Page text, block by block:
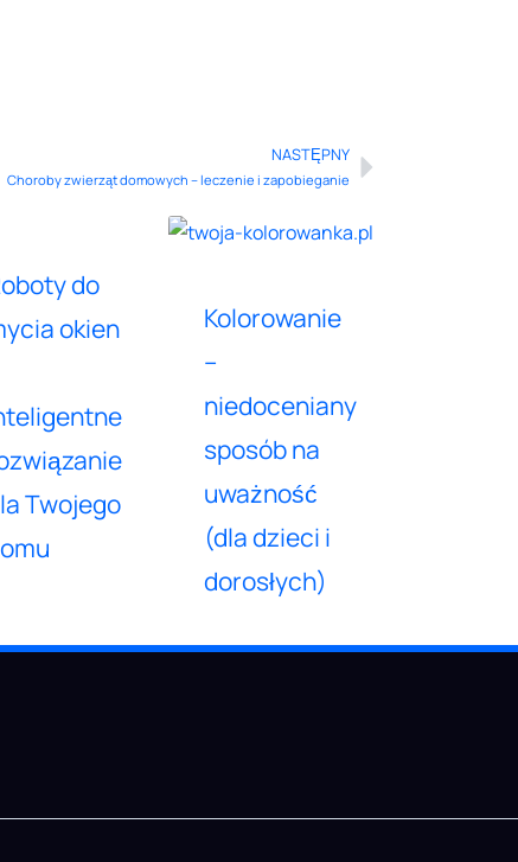
NASTĘPNY
Choroby zwierząt domowych – leczenie i zapobieganie Next
do
okien
Twojego
Kolorowanie
–
niedoceniany
sposób na
uważność
(dla dzieci i
dorosłych)